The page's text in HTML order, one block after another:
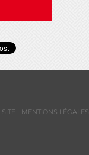
MENTIONS LÉGALES